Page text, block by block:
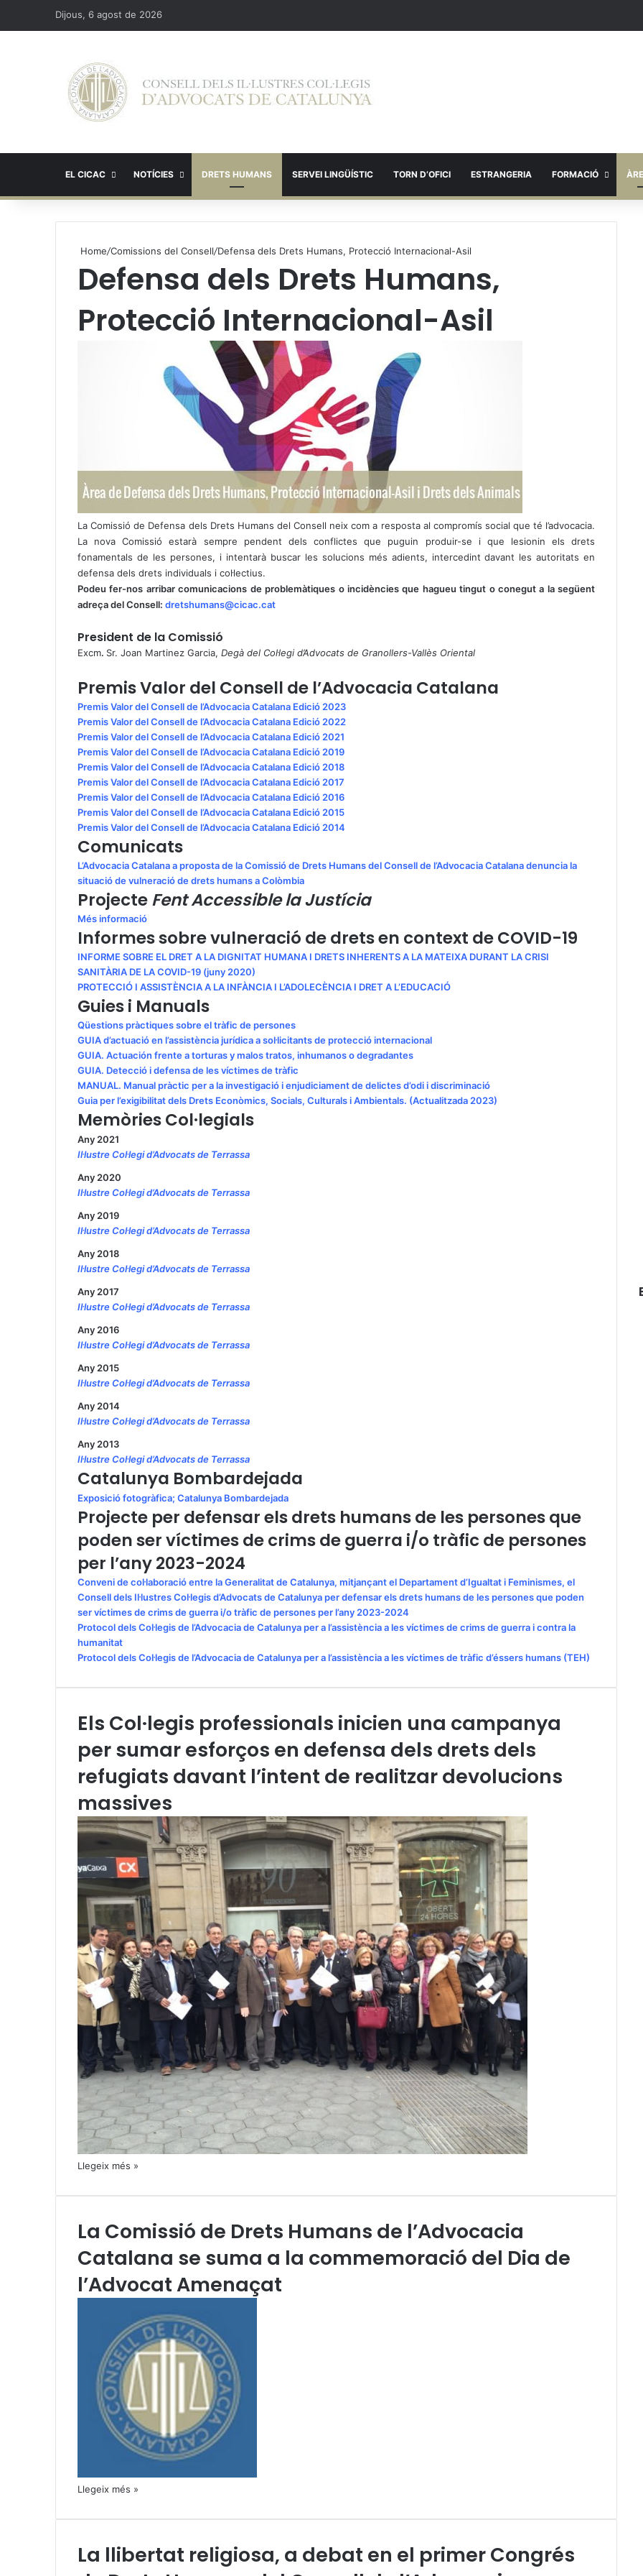
Dijous, 6 agost de 2026
EL CICAC NOTÍCIES DRETS HUMANS SERVEI LINGÜÍSTIC TORN D’OFICI ESTRANGERIA FORMACIÓ
Home/Comissions del Consell/Defensa dels Drets Humans, Protecció Internacional-Asil
Defensa dels Drets Humans,
Protecció Internacional-Asil
La Comissió de Defensa dels Drets Humans del Consell neix com a resposta al compromís social que té l’advocacia.
La nova Comissió estarà sempre pendent dels conflictes que puguin produir-se i que lesionin els drets
fonamentals de les persones, i intentarà buscar les solucions més adients, intercedint davant les autoritats en
defensa dels drets individuals i col·lectius.
Podeu fer-nos arribar comunicacions de problemàtiques o incidències que hagueu tingut o conegut a la següent
adreça del Consell: dretshumans@cicac.cat
President de la Comissió
Excm. Sr. Joan Martinez Garcia, Degà del Col·legi d’Advocats de Granollers-Vallès Oriental
Premis Valor del Consell de l’Advocacia Catalana
Premis Valor del Consell de l’Advocacia Catalana Edició 2023
Premis Valor del Consell de l’Advocacia Catalana Edició 2022
Premis Valor del Consell de l’Advocacia Catalana Edició 2021
Premis Valor del Consell de l’Advocacia Catalana Edició 2019
Premis Valor del Consell de l’Advocacia Catalana Edició 2018
Premis Valor del Consell de l’Advocacia Catalana Edició 2017
Premis Valor del Consell de l’Advocacia Catalana Edició 2016
Premis Valor del Consell de l’Advocacia Catalana Edició 2015
Premis Valor del Consell de l’Advocacia Catalana Edició 2014
Comunicats
L’Advocacia Catalana a proposta de la Comissió de Drets Humans del Consell de l’Advocacia Catalana denuncia la
situació de vulneració de drets humans a Colòmbia
ProjecteFent Accessible la Justícia
Més informació
Informes sobre vulneració de drets en context de COVID-19
INFORME SOBRE EL DRET A LA DIGNITAT HUMANA I DRETS INHERENTS A LA MATEIXA DURANT LA CRISI
SANITÀRIA DE LA COVID-19 (juny 2020)
PROTECCIÓ I ASSISTÈNCIA A LA INFÀNCIA I L’ADOLECÈNCIA I DRET A L’EDUCACIÓ
Guies i Manuals
Qüestions pràctiques sobre el tràfic de persones
GUIA d’actuació en l’assistència jurídica a sol·licitants de protecció internacional
GUIA. Actuación frente a torturas y malos tratos, inhumanos o degradantes
GUIA. Detecció i defensa de les víctimes de tràfic
MANUAL. Manual pràctic per a la investigació i enjudiciament de delictes d’odi i discriminació
Guia per l’exigibilitat dels Drets Econòmics, Socials, Culturals i Ambientals. (Actualitzada 2023)
Memòries Col·legials
Any 2021
Il·lustre Col·legi d’Advocats de Terrassa
Any 2020
Il·lustre Col·legi d’Advocats de Terrassa
Any 2019
Il·lustre Col·legi d’Advocats de Terrassa
Any 2018
Il·lustre Col·legi d’Advocats de Terrassa
Any 2017
Il·lustre Col·legi d’Advocats de Terrassa
Any 2016
Il·lustre Col·legi d’Advocats de Terrassa
Any 2015
Il·lustre Col·legi d’Advocats de Terrassa
Any 2014
Il·lustre Col·legi d’Advocats de Terrassa
Any 2013
Il·lustre Col·legi d’Advocats de Terrassa
Catalunya Bombardejada
Exposició fotogràfica; Catalunya Bombardejada
Projecte per defensar els drets humans de les persones que
poden ser víctimes de crims de guerra i/o tràfic de persones
per l’any 2023-2024
Conveni de col·laboració entre la Generalitat de Catalunya, mitjançant el Departament d’Igualtat i Feminismes, el
Consell dels Il·lustres Col·legis d’Advocats de Catalunya per defensar els drets humans de les persones que poden
ser víctimes de crims de guerra i/o tràfic de persones per l’any 2023-2024
Protocol dels Col·legis de l’Advocacia de Catalunya per a l’assistència a les víctimes de crims de guerra i contra la
humanitat
Protocol dels Col·legis de l’Advocacia de Catalunya per a l’assistència a les víctimes de tràfic d’éssers humans (TEH)
Els Col·legis professionals inicien una campanya
per sumar esforços en defensa dels drets dels
refugiats davant l’intent de realitzar devolucions
massives
Llegeix més »
La Comissió de Drets Humans de l’Advocacia
Catalana se suma a la commemoració del Dia de
l’Advocat Amenaçat
Llegeix més »
La llibertat religiosa, a debat en el primer Congrés